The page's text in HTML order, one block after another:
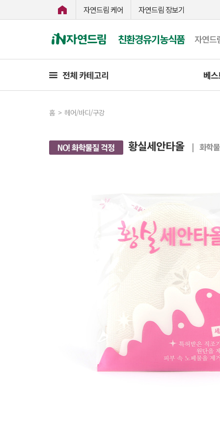
자연드림 케어 자연드림 장보기
친환경유기농식품 자연드
전체 카테고리 베
홈 > 헤어/바디/구강
황실세안타올 | 화학물